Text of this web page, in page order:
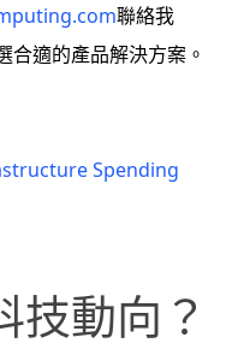
聯絡我
合適的產品解決方案。
Spending
技動向？